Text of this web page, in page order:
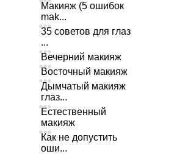
Макияж (5 ошибок
mak...
35 советов для глаз
...
Вечерний макияж
Восточный макияж
Дымчатый макияж
глаз...
Естественный
макияж
Как не допустить
оши...